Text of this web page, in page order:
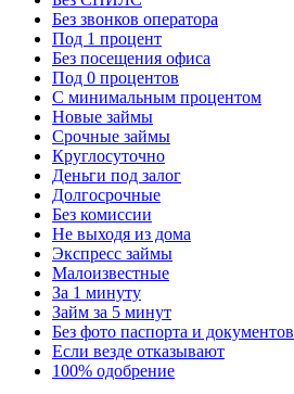
Без звонков оператора
Под 1 процент
Без посещения офиса
Под 0 процентов
С минимальным процентом
Новые займы
Срочные займы
Круглосуточно
Деньги под залог
Долгосрочные
Без комиссии
Не выходя из дома
Экспресс займы
Малоизвестные
За 1 минуту
Займ за 5 минут
Без фото паспорта и документов
Если везде отказывают
100% одобрение